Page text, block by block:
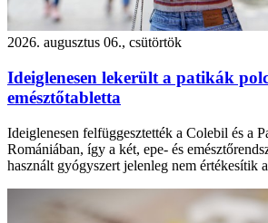
2026. augusztus 06., csütörtök
Ideiglenesen lekerült a patikák
emésztőtabletta
Ideiglenesen felfüggesztették a Colebil és a
Romániában, így a két, epe- és
használt gyógyszert jelenleg nem értékesítik